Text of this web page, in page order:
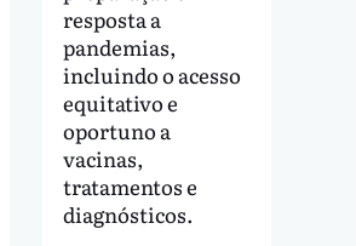
resposta a
pandemias,
incluindo o acesso
equitativo e
oportuno a
vacinas,
tratamentos e
diagnósticos.